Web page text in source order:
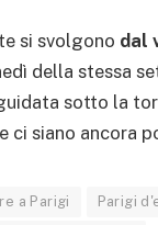
si svolgono dal
della stessa
sotto la
ci siano ancora
a Parigi Parigi